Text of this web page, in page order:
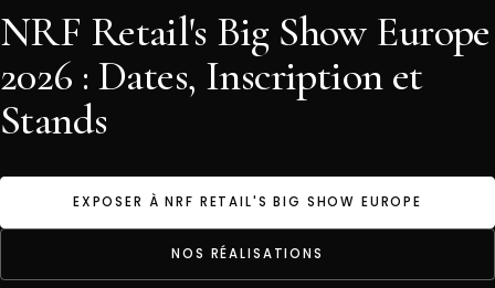
NRF Retail's Big Show Europe
2026 : Dates, Inscription et
Stands
EXPOSER À NRF RETAIL'S BIG SHOW EUROPE
NOS RÉALISATIONS